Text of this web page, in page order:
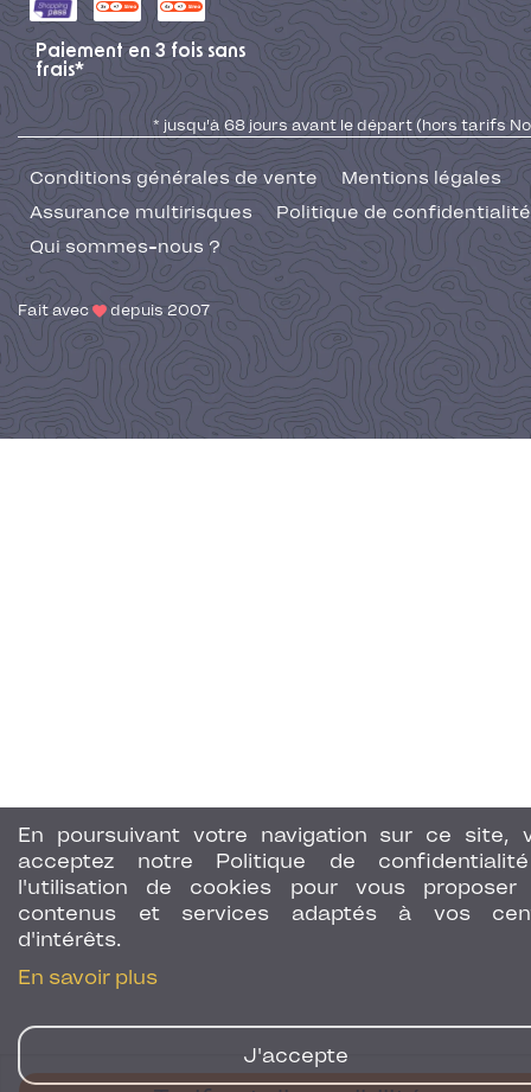
En poursuivant votre navigation sur ce site,
acceptez notre Politique de
l'utilisation de cookies pour vous proposer
contenus et services adaptés à vos
d'intérêts.
En savoir plus
J'accepte
Paiement en 3 fois sans
frais*
* jusqu'à 68 jours avant le départ (hors tarifs No
Conditions générales de vente
Mentions légales
Assurance multirisques
Politique de confidentialité
Qui sommes-nous ?
Fait avec depuis 2007